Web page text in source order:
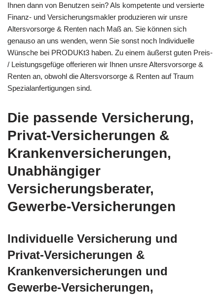
Ihnen dann von Benutzen sein? Als kompetente und versierte
Finanz- und Versicherungsmakler produzieren wir unsre
Altersvorsorge & Renten nach Maß an. Sie können sich
genauso an uns wenden, wenn Sie sonst noch Individuelle
Wünsche bei PRODUKt3 haben. Zu einem äußerst guten Preis-
/ Leistungsgefüge offerieren wir Ihnen unsre Altersvorsorge &
Renten an, obwohl die Altersvorsorge & Renten auf Traum
Spezialanfertigungen sind.
Die passende Versicherung,
Privat-Versicherungen &
Krankenversicherungen,
Unabhängiger
Versicherungsberater,
Gewerbe-Versicherungen
Individuelle Versicherung und
Privat-Versicherungen &
Krankenversicherungen und
Gewerbe-Versicherungen,